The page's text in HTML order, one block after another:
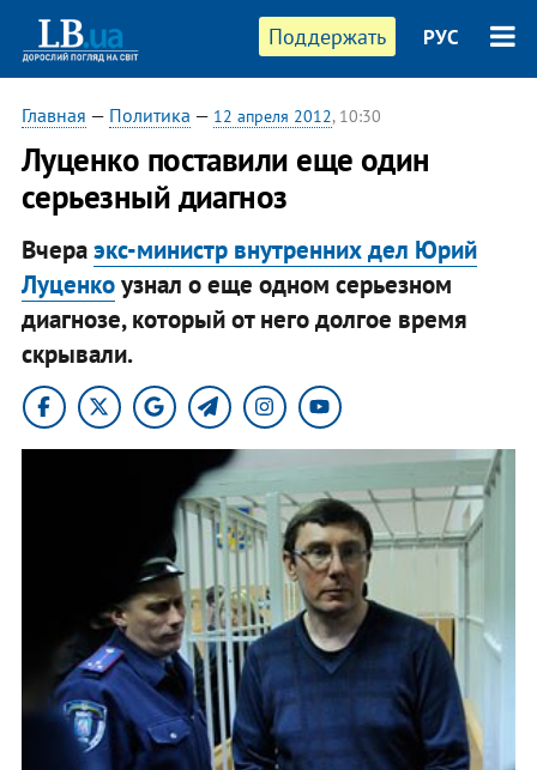
Поддержать РУС
Главная — Политика — 12 апреля 2012, 10:30
Луценко поставили еще один
серьезный диагноз
Вчераэкс-министр внутренних дел Юрий
Луценкоузнал о еще одном серьезном
диагнозе, который от него долгое время
скрывали.